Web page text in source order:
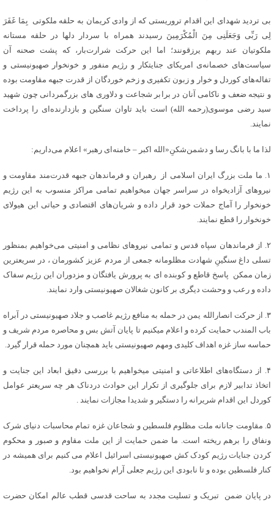
بی تردید شهدای این اقدام تروریستی که از وادی کریمان به حلقه ملکوتی بِمَا غَفَرَ
لِی رَبِّی وَجَعَلَنِی مِنَ الْمُکْرَمِینَ رسیدند همراه با سردار دلها در حلقه مستانه
ملکوتیان عند ربهم یرزقونند؛ اما این حرکت شرارت‌بار، که پشت صحنه آن
سیاست‌های خصمانه‌ی امریکای جنایتکار و رژیم منفور و خونخوار صهیونیستی و
تفاله‌های کوردل و خوار و زبون تکفیری و زخم خوردگان از قدرت جبهه مقاومت بوده
و نتیجه ضعف و ناکامی آنان در برابر شجاعت و دلاور‌ی های بزرگمردانی چون شهید
سید رضی موسوی(رحمه الله) است باید تاوان سنگین و بازدارنده‌ای را پرداخت
نمایند.
لذا ما با بانگ رسا و دشمن‌شکنِ«الله اکبر – خامنه‌ای رهبر» اعلام می‌داریم:
۱. ما ملت بزرگ ایران اسلامی از رهبران و فرماندهان جبهه قدرت‌مند مقاومت و
نیروهای آزادیخواه در سراسر جهان میخواهیم تمامی مراکز منسوب به این رژیم
خونخوار را آماج حملات خود قرار داده و شریان‌های اقتصادی و حیاتی این هیولای
خونخوار را قطع نمایند.
۲. از فرماندهان سپاه قدس و تمامی نیروهای نظامی و امنیتی می‌خواهیم بمنظور
تسلی داغ سنگینِ شهادت مظلومانه جمعی از مردم عزیز کشورمان ، در سریعترین
زمان ممکن پاسخ قاطع و کوبنده ای به پرورش یافتگان و مزدوران این رژیم سفاک
داده و رعب و وحشت دیگری بر کانون شغالان صهیونیستی وارد نمایند.
۳. از حرکت انصارالله یمن در حمله به منافع رژیم غاصب و جلاد صهیونیستی در آبراه
باب المندب حمایت کرده و اعلام میکنیم تا پایان آتش بس و محاصره مردم شریف و
حماسه ساز غزه اهداف کلیدی ومهم صهیونیستی باید همچنان مورد حمله قرار گیرد.
۴. از دستگاه‌های اطلاعاتی و امنیتی میخواهیم با بررسی دقیق ابعاد این جنایت و
اتخاذ تدابیر لازم برای جلوگیری از تکرار این حوادث دردناک هر چه سریعتر عوامل
کوردل این اقدام شریرانه را دستگیر و شدیدا مجازات نمایند .
۵. مقاومت جانانه ملت مظلوم فلسطین و شجاعان غزه تمام محاسبات دنیای شرک
ونفاق را برهم ریخته است. ما ضمن حمایت از این ملت مقاوم و صبور و محکوم
کردن جنایات رژیم کودک کش صهیونیستی اسرائیل اعلام می کنیم برای همیشه در
کنار فلسطین بوده و تا نابودی این رژیم جعلی آرام نخواهیم بود.
در پایان ضمن تبریک و تسلیت مجدد به ساحت قدسی قطب عالم امکان حضرت